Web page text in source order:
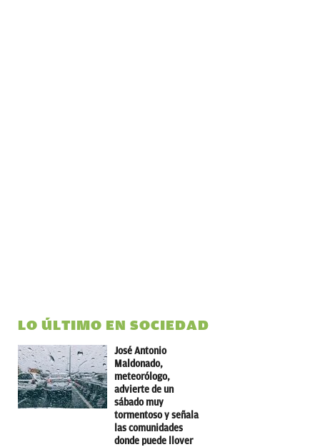
LO ÚLTIMO EN SOCIEDAD
José Antonio
Maldonado,
meteorólogo,
advierte de un
sábado muy
tormentoso y señala
las comunidades
donde puede llover